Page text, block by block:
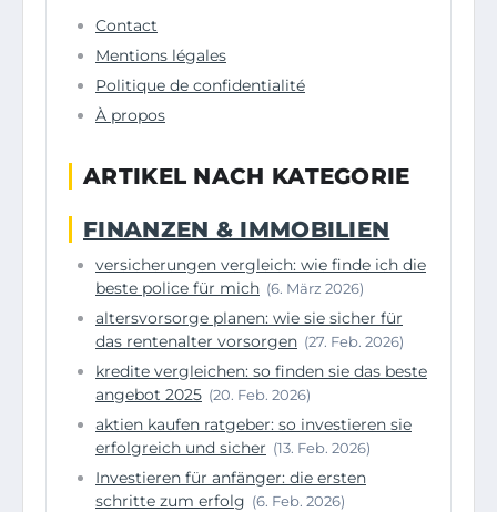
Contact
Mentions légales
Politique de confidentialité
À propos
ARTIKEL NACH KATEGORIE
FINANZEN & IMMOBILIEN
versicherungen vergleich: wie finde ich die
beste police für mich (6. März 2026)
altersvorsorge planen: wie sie sicher für
das rentenalter vorsorgen (27. Feb. 2026)
kredite vergleichen: so finden sie das beste
angebot 2025 (20. Feb. 2026)
aktien kaufen ratgeber: so investieren sie
erfolgreich und sicher (13. Feb. 2026)
Investieren für anfänger: die ersten
schritte zum erfolg (6. Feb. 2026)